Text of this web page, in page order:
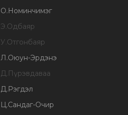
О.Номинчимэг
Э.Одбаяр
У.Отгонбаяр
Л.Оюун-Эрдэнэ
Д.Пүрэвдаваа
Д.Рэгдэл
Ц.Сандаг-Очир